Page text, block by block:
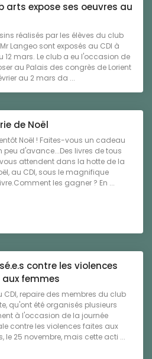
arts expose ses oeuvres au
réalisés par les élèves du club
Langeo sont exposés au CDI à
12 mars. Le club a eu l'occasion de
au Palais des congrès de Lorient
au 2 mars da ...
de Noël
Noël ! Faites-vous un cadeau
peu d'avance...Des livres de tous
attendent dans la hotte de la
au CDI, sous le magnifique
les gagner ? En ...
contre les violences
femmes
CDI, repaire des membres du club
qu'ont été organisés plusieurs
à l'occasion de la journée
contre les violences faites aux
le 25 novembre, mais cette acti ...